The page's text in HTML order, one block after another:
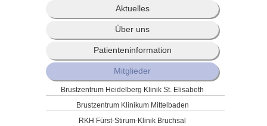
Aktuelles
Über uns
Patienteninformation
Mitglieder
Brustzentrum Heidelberg Klinik St. Elisabeth
Brustzentrum Klinikum Mittelbaden
RKH Fürst-Stirum-Klinik Bruchsal